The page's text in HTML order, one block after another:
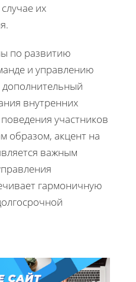
их
по развитию
и управлению
внутренних
участников
образом, акцент на
важным
гармоничную